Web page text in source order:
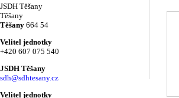
JSDH Těšany
Těšany
Těšany 664 54
Velitel jednotky
+420 607 075 540
JSDH Těšany
sdh@sdhtesany.cz
Velitel jednotky